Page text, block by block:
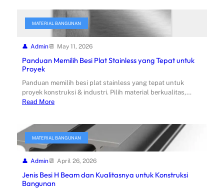
MATERIAL BANGUNAN
Admin May 11, 2026
Panduan Memilih Besi Plat Stainless yang Tepat untuk
Proyek
Panduan memilih besi plat stainless yang tepat untuk
proyek konstruksi & industri. Pilih material berkualitas,…
Read More
MATERIAL BANGUNAN
Admin April 26, 2026
Jenis Besi H Beam dan Kualitasnya untuk Konstruksi
Bangunan